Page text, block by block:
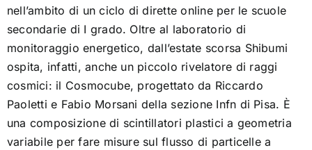
nell’ambito di un ciclo di dirette online per le scuole
secondarie di I grado. Oltre al laboratorio di
monitoraggio energetico, dall’estate scorsa Shibumi
ospita, infatti, anche un piccolo rivelatore di raggi
cosmici: il Cosmocube, progettato da Riccardo
Paoletti e Fabio Morsani della sezione Infn di Pisa. È
una composizione di scintillatori plastici a geometria
variabile per fare misure sul flusso di particelle a